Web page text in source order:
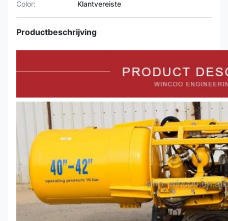
Color:
Klantvereiste
Productbeschrijving